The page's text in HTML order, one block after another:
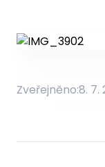
Zveřejněno:8. 7.